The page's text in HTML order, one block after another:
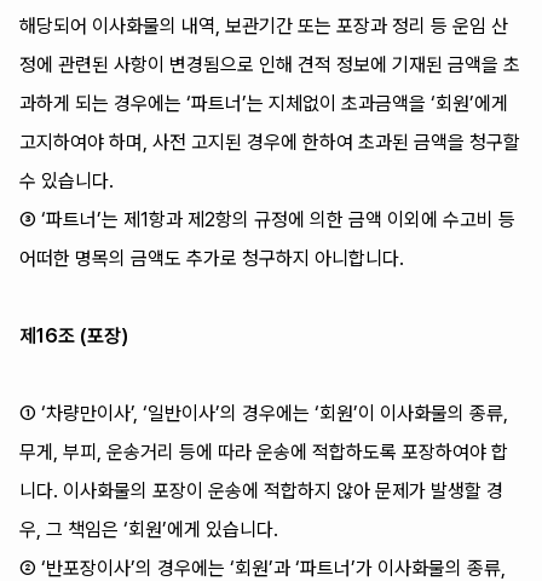
해당되어 이사화물의 내역, 보관기간 또는 포장과 정리 등 운임 산
정에 관련된 사항이 변경됨으로 인해 견적 정보에 기재된 금액을 초
과하게 되는 경우에는 ‘파트너’는 지체없이 초과금액을 ‘회원’에게
고지하여야 하며, 사전 고지된 경우에 한하여 초과된 금액을 청구할
수 있습니다.
③ ‘파트너’는 제1항과 제2항의 규정에 의한 금액 이외에 수고비 등
어떠한 명목의 금액도 추가로 청구하지 아니합니다.
제16조 (포장)
① ‘차량만이사’, ‘일반이사’의 경우에는 ‘회원’이 이사화물의 종류,
무게, 부피, 운송거리 등에 따라 운송에 적합하도록 포장하여야 합
니다. 이사화물의 포장이 운송에 적합하지 않아 문제가 발생할 경
우, 그 책임은 ‘회원’에게 있습니다.
② ‘반포장이사’의 경우에는 ‘회원’과 ‘파트너’가 이사화물의 종류,